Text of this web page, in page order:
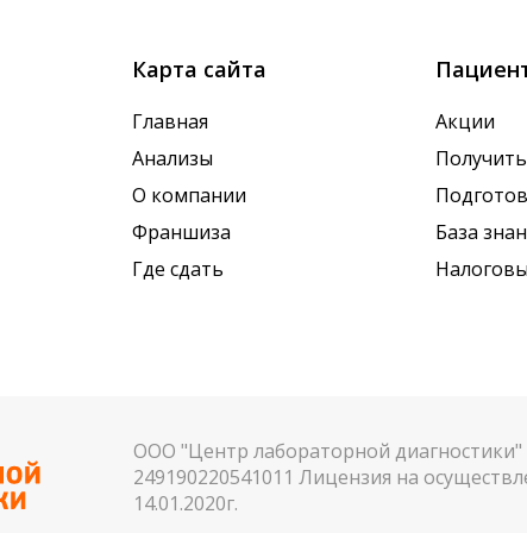
Карта сайта
Главная
Анализы
О компании
Франшиза
Где сдать
Акции
База
ООО "Центр лабораторной
249190220541011 Лицензия на
14.01.2020г.